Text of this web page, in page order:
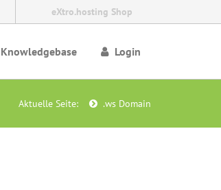
eXtro.hosting Shop
Knowledgebase Login
Aktuelle Seite: .ws Domain